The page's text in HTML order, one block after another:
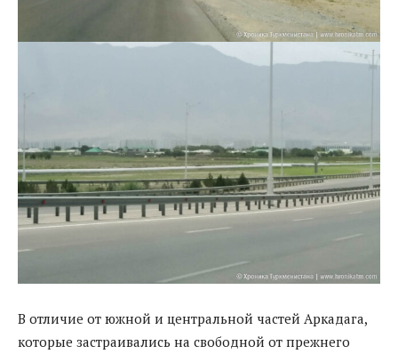
В отличие от южной и центральной частей Аркадага,
которые застраивались на свободной от прежнего